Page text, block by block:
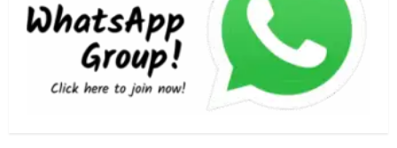
UTTARAKHAND NEWS
तीलू रौतेली पुरस्कार के लिए 13 वीरांगनाओं का
चयन : रेखा आर्या
August 6, 2026